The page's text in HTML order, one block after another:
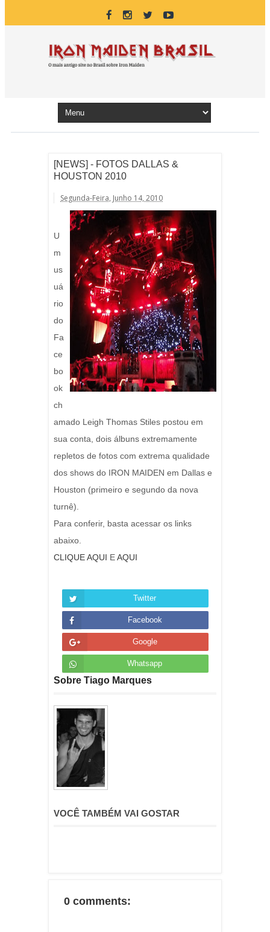
[NEWS] - FOTOS DALLAS &
HOUSTON 2010
Segunda-Feira, Junho 14, 2010
U
m
us
uá
rio
do
Fa
ce
bo
ok
ch
amado Leigh Thomas Stiles postou em
sua conta, dois álbuns extremamente
repletos de fotos com extrema qualidade
dos shows do IRON MAIDEN em Dallas e
Houston (primeiro e segundo da nova
turnê).
Para conferir, basta acessar os links
abaixo.
CLIQUE AQUI EAQUI
Twitter
Facebook
Google
Whatsapp
Sobre Tiago Marques
VOCÊ TAMBÉM VAI GOSTAR
0 comments: